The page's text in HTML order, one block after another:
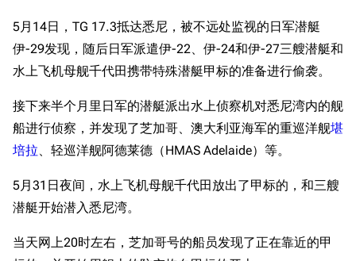
5月14日，TG 17.3抵达悉尼，被不远处监视的日军潜艇
伊-29发现，随后日军派遣伊-22、伊-24和伊-27三艘潜艇和
水上飞机母舰千代田携带特殊潜艇甲标的准备进行偷袭。
接下来半个月里日军的潜艇派出水上侦察机对悉尼湾内的舰
船进行侦察，并发现了芝加哥、澳大利亚海军的重巡洋舰堪
培拉、轻巡洋舰阿德莱德（HMAS Adelaide）等。
5月31日夜间，水上飞机母舰千代田放出了甲标的，和三艘
潜艇开始潜入悉尼湾。
当天网上20时左右，芝加哥号的船员发现了正在靠近的甲